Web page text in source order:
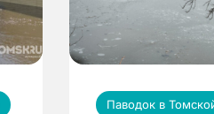
Паводок в